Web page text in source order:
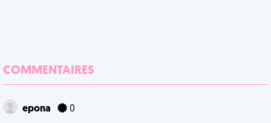
COMMENTAIRES
epona 0